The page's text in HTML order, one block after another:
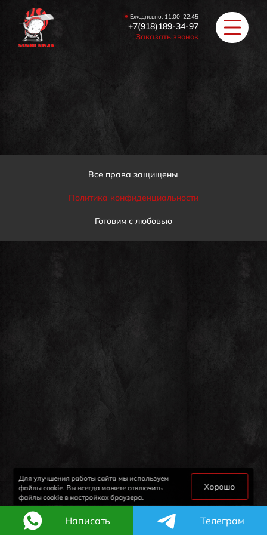
Ежедневно, 11:00–22:45
+7(918)189-34-97
Заказать звонок
ЗАКУСКИ / СУПЫ
COУС / ИМБИРЬ
Все права защищены
Политика конфиденциальности
Готовим с любовью
Для улучшения работы сайта мы используем
файлы cookie. Вы всегда можете отключить
файлы cookie в настройках браузера.
Хорошо
Написать Телеграм